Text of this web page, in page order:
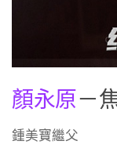
顏永原－
鍾美寶繼父